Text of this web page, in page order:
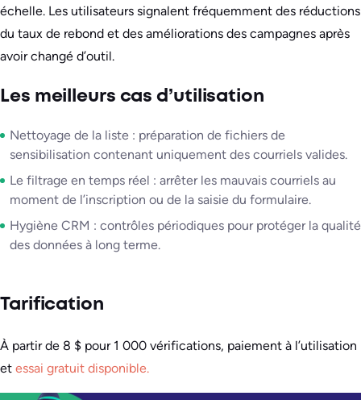
échelle. Les utilisateurs signalent fréquemment des réductions
du taux de rebond et des améliorations des campagnes après
avoir changé d’outil.
Les meilleurs cas d’utilisation
Nettoyage de la liste : préparation de fichiers de
sensibilisation contenant uniquement des courriels valides.
Le filtrage en temps réel : arrêter les mauvais courriels au
moment de l’inscription ou de la saisie du formulaire.
Hygiène CRM : contrôles périodiques pour protéger la qualité
des données à long terme.
Tarification
À partir de 8 $ pour 1 000 vérifications, paiement à l’utilisation
et essai gratuit disponible.